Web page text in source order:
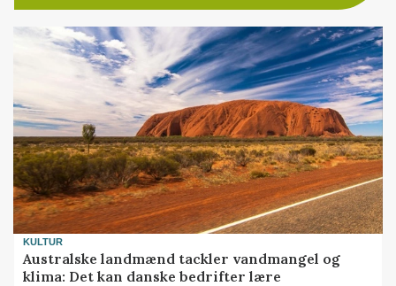
KULTUR
Australske landmænd tackler vandmangel og
klima: Det kan danske bedrifter lære